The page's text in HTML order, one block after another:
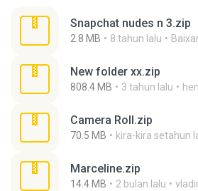
Snapchat nudes n 3.zip
2.8 MB 8 tahun lalu
New folder xx.zip
808.4 MB 3 tahun lalu
Camera Roll.zip
70.5 MB kira-kira setahun
Marceline.zip
14.4 MB 2 bulan lalu